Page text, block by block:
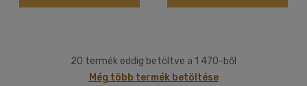
20 termék eddig betöltve a 1 470-ből
Még több termék betöltése